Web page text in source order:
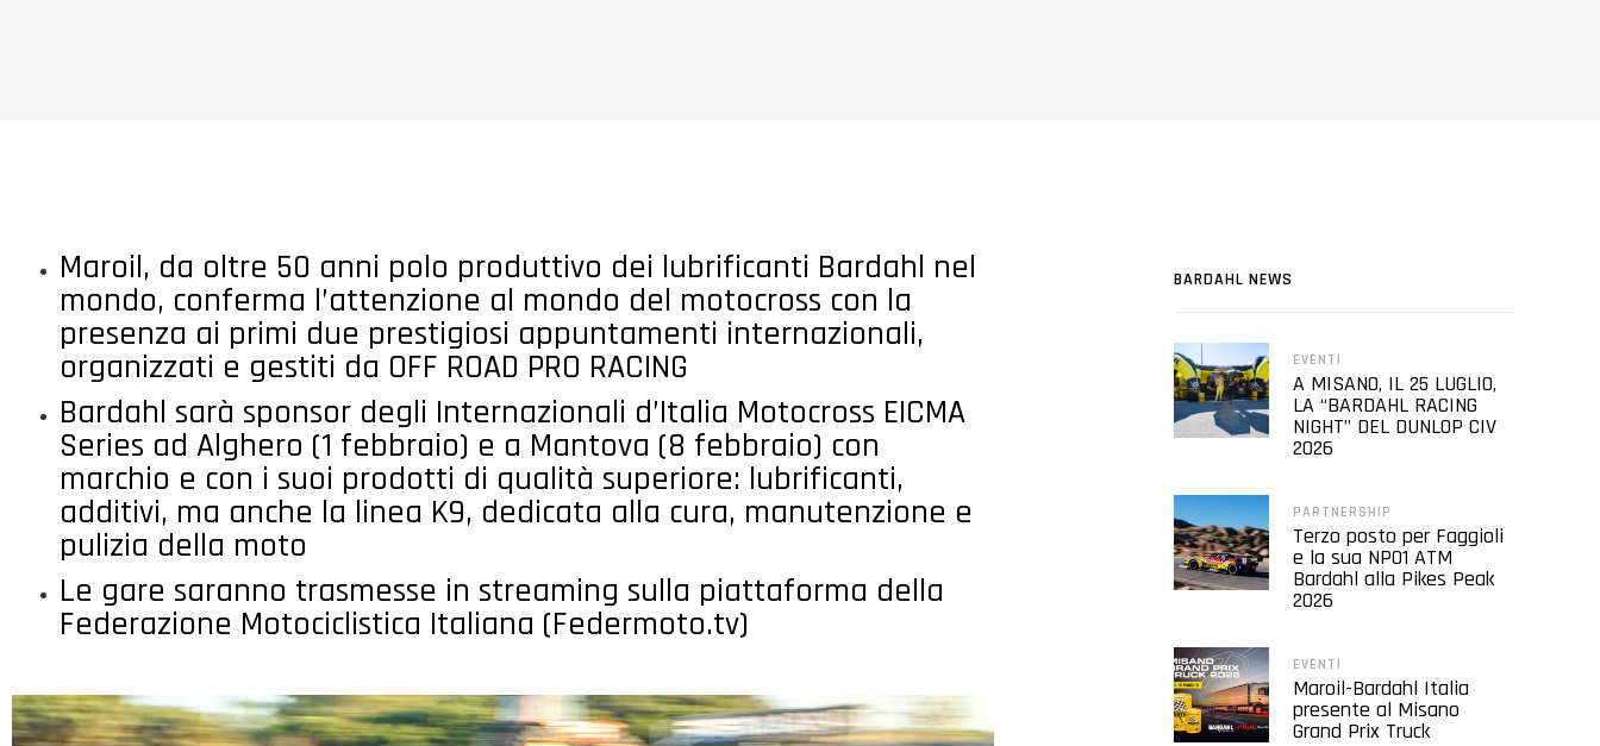
Maroil, da oltre 50 anni polo produttivo dei lubrificanti Bardahl nel
mondo, conferma l’attenzione al mondo del motocross con la
presenza ai primi due prestigiosi appuntamenti internazionali,
organizzati e gestiti da OFF ROAD PRO RACING
Bardahl sarà sponsor degli Internazionali d’Italia Motocross EICMA
Series ad Alghero (1 febbraio) e a Mantova (8 febbraio) con
marchio e con i suoi prodotti di qualità superiore: lubrificanti,
additivi, ma anche la linea K9, dedicata alla cura, manutenzione e
pulizia della moto
Le gare saranno trasmesse in streaming sulla piattaforma della
Federazione Motociclistica Italiana (Federmoto.tv)
BARDAHL NEWS
EVENTI
A MISANO, IL 25 LUGLIO,
LA “BARDAHL RACING
NIGHT” DEL DUNLOP CIV
2026
PARTNERSHIP
Terzo posto per Faggioli
e la sua NP01 ATM
Bardahl alla Pikes Peak
2026
EVENTI
Maroil-Bardahl Italia
presente al Misano
Grand Prix Truck